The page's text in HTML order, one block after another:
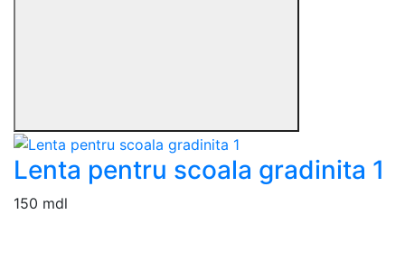
Lenta pentru scoala gradinita 1
150 mdl